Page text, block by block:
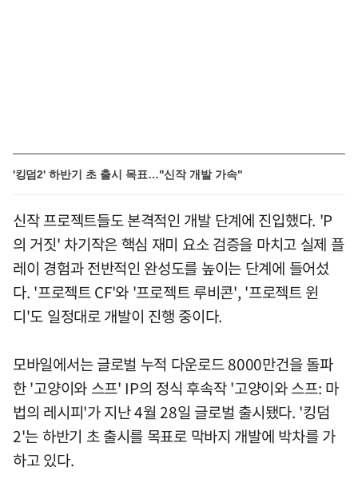
'킹덤2' 하반기 초 출시 목표…"신작 개발 가속"
신작 프로젝트들도 본격적인 개발 단계에 진입했다. 'P
의 거짓' 차기작은 핵심 재미 요소 검증을 마치고 실제 플
레이 경험과 전반적인 완성도를 높이는 단계에 들어섰
다. '프로젝트 CF'와 '프로젝트 루비콘', '프로젝트 윈
디'도 일정대로 개발이 진행 중이다.
모바일에서는 글로벌 누적 다운로드 8000만건을 돌파
한 '고양이와 스프' IP의 정식 후속작 '고양이와 스프: 마
법의 레시피'가 지난 4월 28일 글로벌 출시됐다. '킹덤
2'는 하반기 초 출시를 목표로 막바지 개발에 박차를 가
하고 있다.